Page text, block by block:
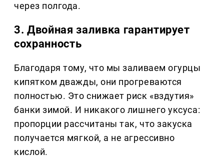
через полгода.
3. Двойная заливка гарантирует
сохранность
Благодаря тому, что мы заливаем огурцы
кипятком дважды, они прогреваются
полностью. Это снижает риск «вздутия»
банки зимой. И никакого лишнего уксуса:
пропорции рассчитаны так, что закуска
получается мягкой, а не агрессивно
кислой.